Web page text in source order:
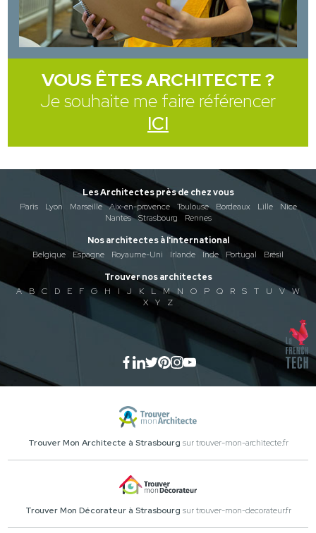
VOUS ÊTES ARCHITECTE ?
Je souhaite me faire référencer
ICI
Les Architectes près de chez vous
Paris
Lyon Marseille Aix-en-provence Toulouse Bordeaux Lille
Nice
Nantes
Strasbourg
Rennes
Nos architectes à l'international
Belgique
Espagne Royaume-Uni Irlande Inde Portugal
Brésil
Trouver nos architectes
A
B C D E F G H I J K L M N O P Q R S T U V
W
X
Y Z
Trouver Mon Architecte à Strasbourg sur trouver-mon-architecte.fr
Trouver Mon Décorateur à Strasbourg sur trouver-mon-decorateur.fr